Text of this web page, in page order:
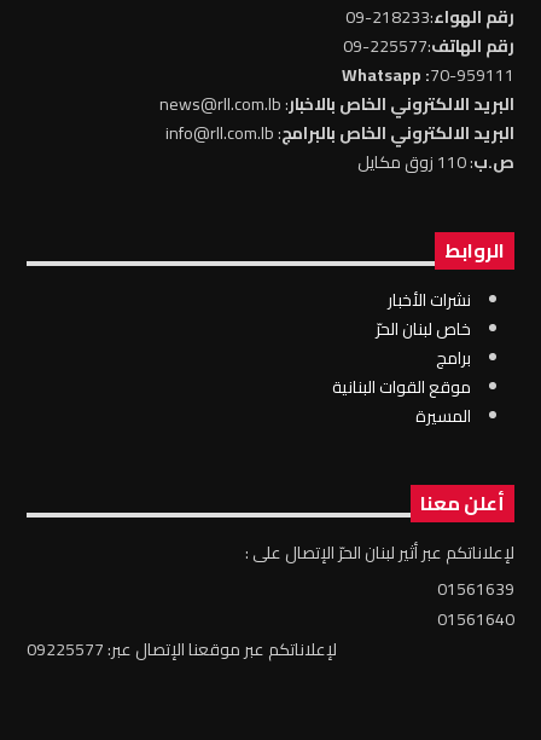
رقم الهواء:218233-09
رقم الهاتف:225577-09
70-959111
: Whatsapp
البريد الالكتروني الخاص بالاخبار: news@rll.com.lb
البريد الالكتروني الخاص بالبرامج: info@rll.com.lb
ص.ب: 110 زوق مكايل
الروابط
نشرات الأخبار
خاص لبنان الحرّ
برامج
موقع القوات البنانية
المسيرة
أعلن معنا
لإعلاناتكم عبر أثير لبنان الحرّ الإتصال على :
01561639
01561640
لإعلاناتكم عبر موقعنا الإتصال عبر: 09225577